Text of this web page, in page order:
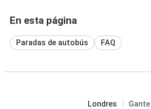
En esta página
Paradas de autobús FAQ
Londres Gante